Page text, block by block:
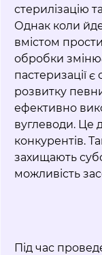
стерилізацію
Однак коли
вмістом
обробки
пастеризації
розвитку
ефективно
вуглеводи. Це
конкурентів.
захищають
можливість
Під час